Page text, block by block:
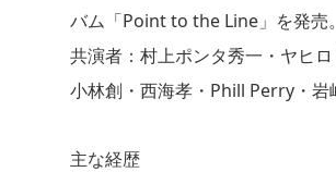
バム「Point to the Line」を発売
共演者：村上ポンタ秀一・ヤヒ
小林創・西海孝・Phill Perry・岩
主な経歴